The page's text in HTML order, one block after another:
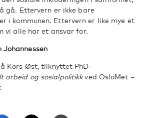
gå. Ettervern er ikke bare
i kommunen. Ettervern er like mye et
vi alle har et ansvar for.
Johannessen
Kors Øst, tilknyttet PhD-
arbeid og sosialpolitikkved OsloMet –